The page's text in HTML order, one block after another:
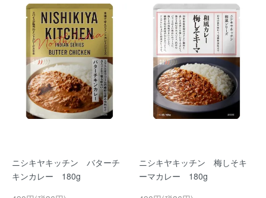
ニシキヤキッチン バターチ
キンカレー 180g
ニシキヤキッチン 梅しそキ
ーマカレー 180g